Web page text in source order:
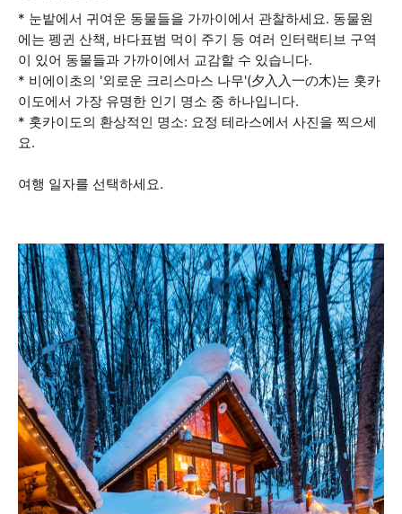
* 눈밭에서 귀여운 동물들을 가까이에서 관찰하세요. 동물원
에는 펭귄 산책, 바다표범 먹이 주기 등 여러 인터랙티브 구역
이 있어 동물들과 가까이에서 교감할 수 있습니다.
* 비에이초의 '외로운 크리스마스 나무'(夕入入一の木)는 홋카
이도에서 가장 유명한 인기 명소 중 하나입니다.
* 홋카이도의 환상적인 명소: 요정 테라스에서 사진을 찍으세
요.
여행 일자를 선택하세요.